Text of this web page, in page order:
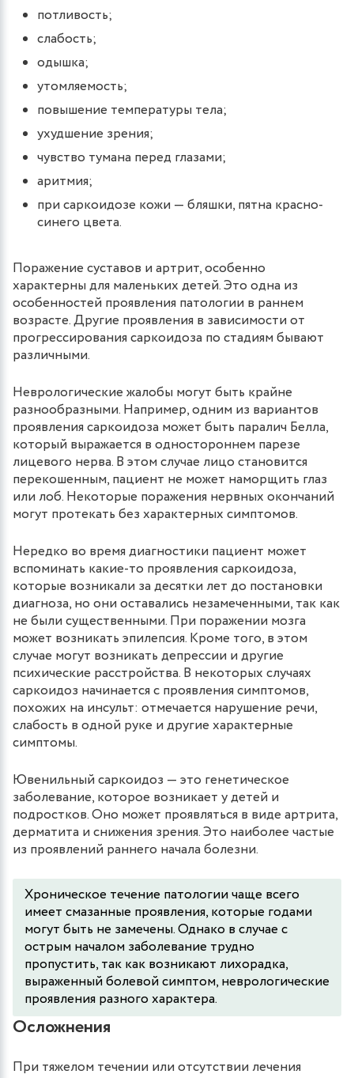
потливость;
слабость;
одышка;
утомляемость;
повышение температуры тела;
ухудшение зрения;
чувство тумана перед глазами;
аритмия;
при саркоидозе кожи — бляшки, пятна красно-
синего цвета.
Поражение суставов и артрит, особенно
характерны для маленьких детей. Это одна из
особенностей проявления патологии в раннем
возрасте. Другие проявления в зависимости от
прогрессирования саркоидоза по стадиям бывают
различными.
Неврологические жалобы могут быть крайне
разнообразными. Например, одним из вариантов
проявления саркоидоза может быть паралич Белла,
который выражается в одностороннем парезе
лицевого нерва. В этом случае лицо становится
перекошенным, пациент не может наморщить глаз
или лоб. Некоторые поражения нервных окончаний
могут протекать без характерных симптомов.
Нередко во время диагностики пациент может
вспоминать какие-то проявления саркоидоза,
которые возникали за десятки лет до постановки
диагноза, но они оставались незамеченными, так как
не были существенными. При поражении мозга
может возникать эпилепсия. Кроме того, в этом
случае могут возникать депрессии и другие
психические расстройства. В некоторых случаях
саркоидоз начинается с проявления симптомов,
похожих на инсульт: отмечается нарушение речи,
слабость в одной руке и другие характерные
симптомы.
Ювенильный саркоидоз — это генетическое
заболевание, которое возникает у детей и
подростков. Оно может проявляться в виде артрита,
дерматита и снижения зрения. Это наиболее частые
из проявлений раннего начала болезни.
Хроническое течение патологии чаще всего
имеет смазанные проявления, которые годами
могут быть не замечены. Однако в случае с
острым началом заболевание трудно
пропустить, так как возникают лихорадка,
выраженный болевой симптом, неврологические
проявления разного характера.
Осложнения
При тяжелом течении или отсутствии лечения